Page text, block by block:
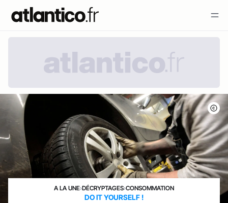
A LA UNE›DÉCRYPTAGES›CONSOMMATION
DO IT YOURSELF !